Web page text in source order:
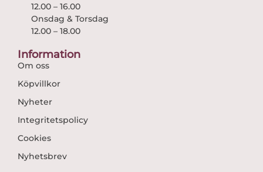
12.00 – 16.00
Onsdag & Torsdag
12.00 – 18.00
Information
Om oss
Köpvillkor
Nyheter
Integritetspolicy
Cookies
Nyhetsbrev